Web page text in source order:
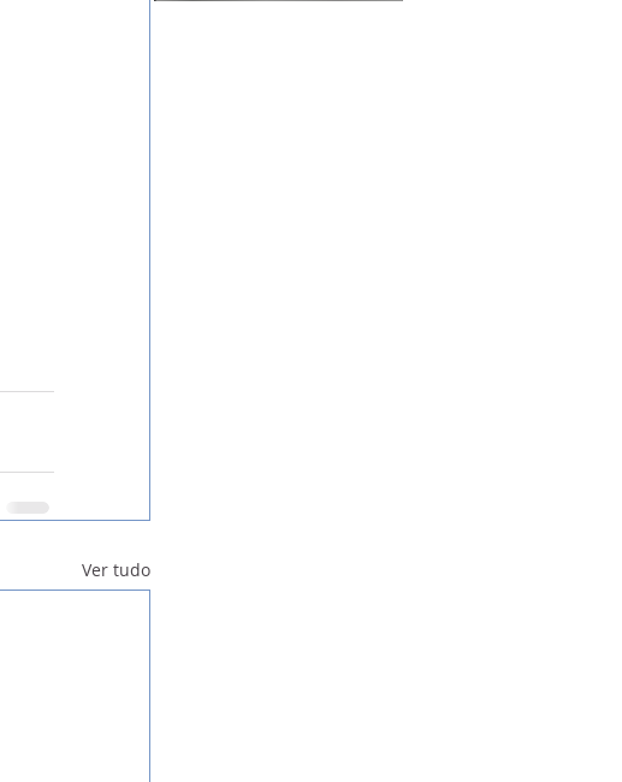
Ver tudo